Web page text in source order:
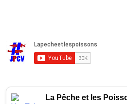
La Pêche et les